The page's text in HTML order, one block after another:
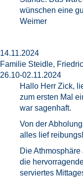
wünschen eine
Weimer
14.11.2024
Familie Steidle,
26.10-02.11.2024
Hallo Herr Zick,
zum ersten Mal
war sagenhaft.
Von der
alles lief
Die
die
serviertes